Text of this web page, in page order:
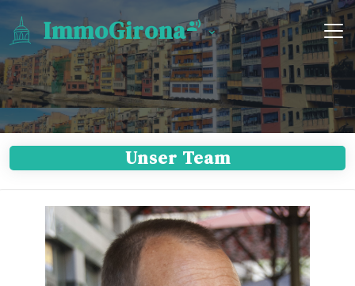
ImmoGirona
Unser Team